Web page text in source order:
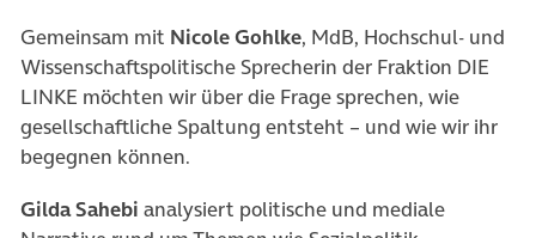
Gemeinsam mit Nicole Gohlke, MdB, Hochschul- und
Wissenschaftspolitische Sprecherin der Fraktion DIE
LINKE möchten wir über die Frage sprechen, wie
gesellschaftliche Spaltung entsteht – und wie wir ihr
begegnen können.
Gilda Sahebi analysiert politische und mediale